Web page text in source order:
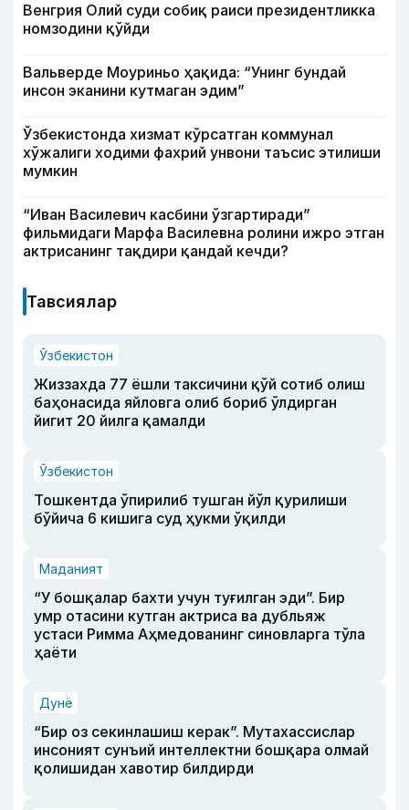
Венгрия Олий суди собиқ раиси президентликка
номзодини қўйди
Вальверде Моуриньо ҳақида: “Унинг бундай
инсон эканини кутмаган эдим”
Ўзбекистонда хизмат кўрсатган коммунал
хўжалиги ходими фахрий унвони таъсис этилиши
мумкин
“Иван Василевич касбини ўзгартиради”
фильмидаги Марфа Василевна ролини ижро этган
актрисанинг тақдири қандай кечди?
Тавсиялар
Ўзбекистон
Жиззахда 77 ёшли таксичини қўй сотиб олиш
баҳонасида яйловга олиб бориб ўлдирган
йигит 20 йилга қамалди
Ўзбекистон
Тошкентда ўпирилиб тушган йўл қурилиши
бўйича 6 кишига суд ҳукми ўқилди
Маданият
“У бошқалар бахти учун туғилган эди”. Бир
умр отасини кутган актриса ва дубльяж
устаси Римма Аҳмедованинг синовларга тўла
ҳаёти
Дунё
“Бир оз секинлашиш керак”. Мутахассислар
инсоният сунъий интеллектни бошқара олмай
қолишидан хавотир билдирди